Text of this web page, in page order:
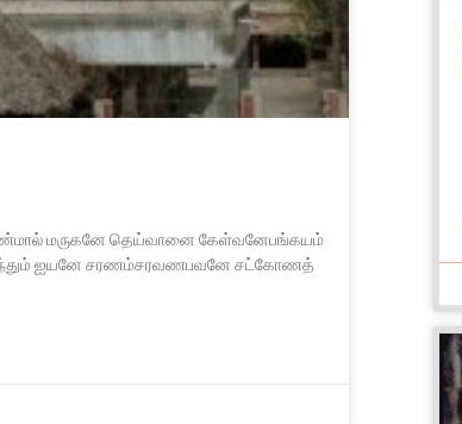
மருகனே தெய்வானை கேள்வனேபங்கயம்
ஏந்தும் ஐயனே சரணம்சரவணபவனே சட்கோணத்